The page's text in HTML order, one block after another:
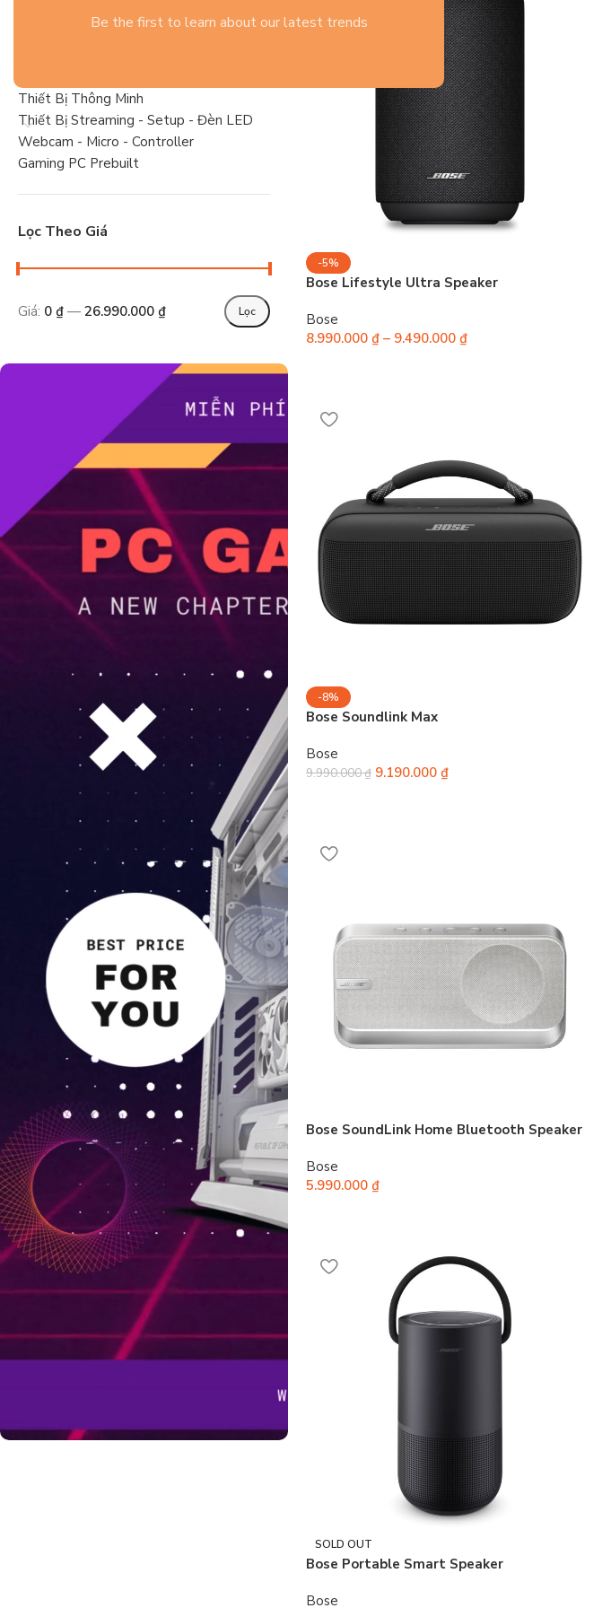
Be the first to learn about our latest trends
Gaming Gear
Thiết Bị Thông Minh
Thiết Bị Streaming - Setup - Đèn LED
Webcam - Micro - Controller
Gaming PC Prebuilt
Lọc Theo Giá
Lọc
Giá: 0 ₫ — 26.990.000 ₫
-5%
Bose Lifestyle Ultra Speaker
Bose
8.990.000 ₫ – 9.490.000 ₫
-8%
Bose Soundlink Max
Bose
9.990.000₫ 9.190.000 ₫
Bose SoundLink Home Bluetooth Speaker
Bose
5.990.000 ₫
SOLD OUT
Bose Portable Smart Speaker
Bose